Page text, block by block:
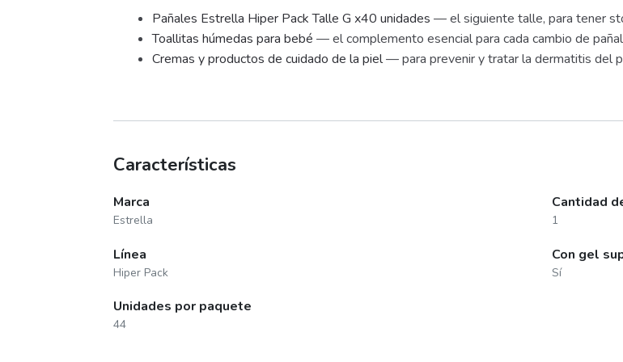
Pañales Estrella Hiper Pack Talle G x40 unidades — el siguiente talle, para tener
Toallitas húmedas para bebé — el complemento esencial para cada cambio de
Cremas y productos de cuidado de la piel— para prevenir y tratar la dermatitis del
Características
Marca
Estrella
Línea
Hiper Pack
Unidades por paquete
44
Cantidad
1
Con gel
Sí